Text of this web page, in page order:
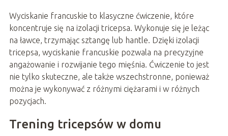
Wyciskanie francuskie to klasyczne ćwiczenie, które
koncentruje się na izolacji tricepsa. Wykonuje się je leżąc
na ławce, trzymając sztangę lub hantle. Dzięki izolacji
tricepsa, wyciskanie francuskie pozwala na precyzyjne
angażowanie i rozwijanie tego mięśnia. Ćwiczenie to jest
nie tylko skuteczne, ale także wszechstronne, ponieważ
można je wykonywać z różnymi ciężarami i w różnych
pozycjach.
Trening tricepsów w domu